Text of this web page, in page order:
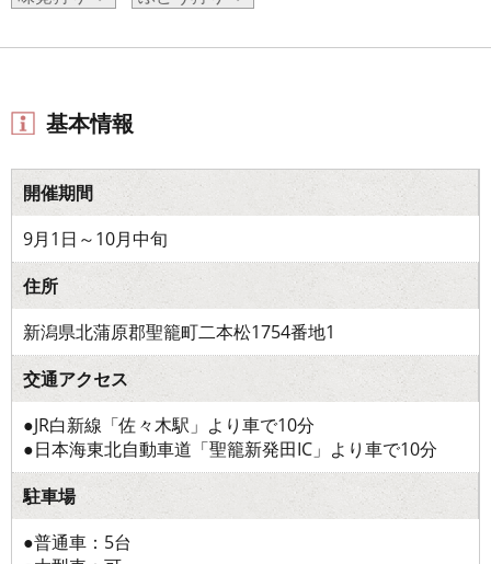
基本情報
開催期間
9月1日～10月中旬
住所
新潟県北蒲原郡聖籠町二本松1754番地1
交通アクセス
●JR白新線「佐々木駅」より車で10分
●日本海東北自動車道「聖籠新発田IC」より車で10分
駐車場
●普通車：5台